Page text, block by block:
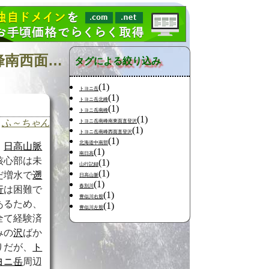
日記の検索 [タグ:トヨニ岳北峰東面直登沢 トヨニ岳北峰南西面直登沢 日高幌別川 豊似川] 01～01(01件中)
ふ～ちゃん
日高山脈
心部は未
増水で遡
は困難で
るため、
て経験済
の沢ばか
だが、
ト
ニ岳周辺
タグによる絞り込み
トヨニ岳(1)
トヨニ岳北峰(1)
トヨニ岳南峰(1)
トヨニ岳南峰南東面直登沢(1)
トヨニ岳南峰西面直登沢(1)
北海道中南部(1)
南日高(1)
山行記録(1)
日高山脈(1)
春別川 (1)
豊似川右股(1)
豊似川左股(1)